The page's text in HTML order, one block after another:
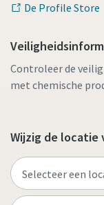
De Profile Store
Controleer de
met chemische
Wijzig de locatie